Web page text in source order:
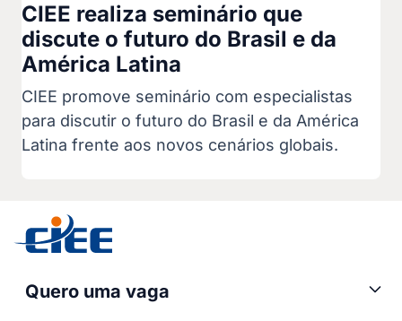
CIEE realiza seminário que
discute o futuro do Brasil e da
América Latina
CIEE promove seminário com especialistas
para discutir o futuro do Brasil e da América
Latina frente aos novos cenários globais.
Quero uma vaga